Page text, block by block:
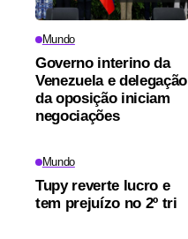
Mundo
Governo interino da
Venezuela e delegação
da oposição iniciam
negociações
Mundo
Tupy reverte lucro e
tem prejuízo no 2º tri